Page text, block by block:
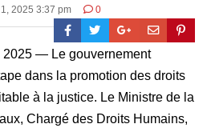
2025 3:37 pm 0
2025 — Le gouvernement
dans la promotion des droits
à la justice. Le Ministre de la
Chargé des Droits Humains,